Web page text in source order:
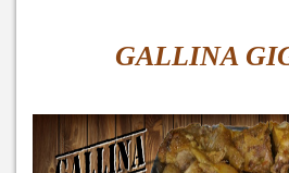
GALLINA